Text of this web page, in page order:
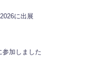
に出展
参加しました